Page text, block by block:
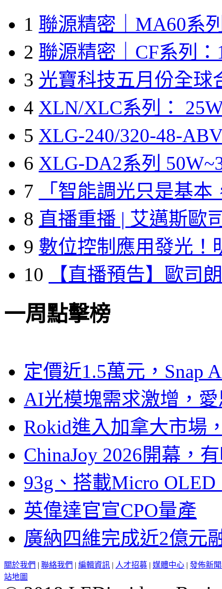
1 聯源精密｜MA60系
2 聯源精密｜CF系列：
3 光寶科技五月份全球
4 XLN/XLC系列：
5 XLG-240/320-48-
6 XLG-DA2系列
7
「智能調光只是基本
8 直播重播 | 艾邁斯歐
9 數位控制應用發光！
10
【直播預告】歐司
一周點擊榜
定價近1.5萬元，Snap
AI光模塊需求激增，
Rokid進入加拿大市場
ChinaJoy 2026開幕，
93g、搭載Micro
英偉達官宣CPO量產
廣納四維完成近2億元
關於我們 | 聯絡我們 | 編輯資訊 | 人才招募 | 媒體中心 | 發佈新
站地圖